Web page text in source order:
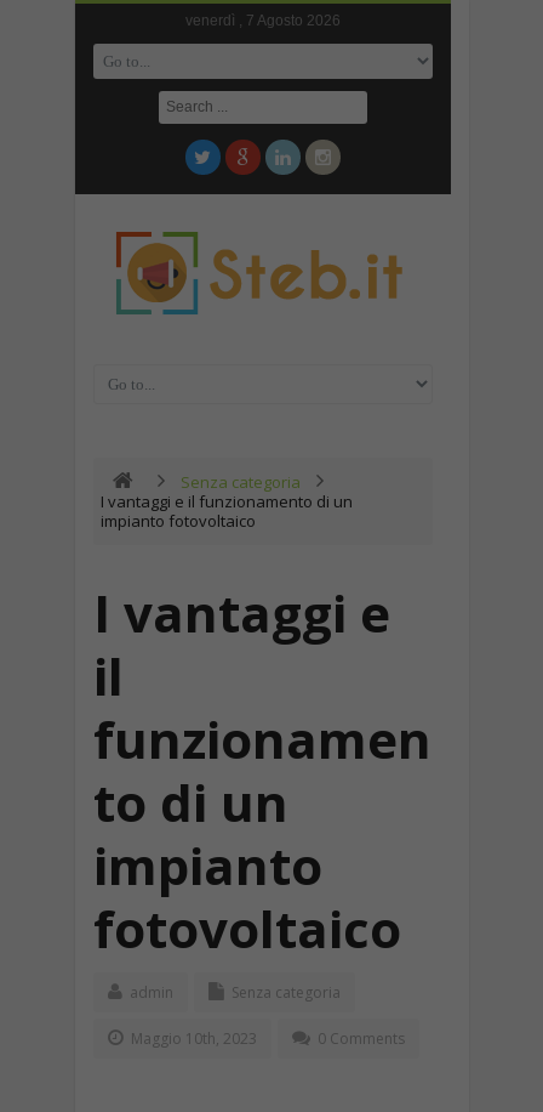
venerdì , 7 Agosto 2026
Senza categoria
I vantaggi e il funzionamento di un
impianto fotovoltaico
I vantaggi e
il
funzionamen
to di un
impianto
fotovoltaico
admin Senza categoria
Maggio 10th, 2023 0 Comments